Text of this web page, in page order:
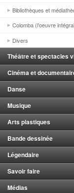
Bibliothèques et
Colomba (l'oeuvre
Divers
Théâtre et spectacles
Cinéma et
Danse
Musique
Arts plastiques
Bande dessinée
Légendaire
Savoir faire
Médias